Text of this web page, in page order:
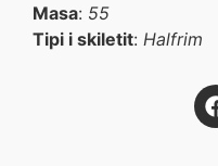
Masa: 55
Tipi i skiletit: Halfrim